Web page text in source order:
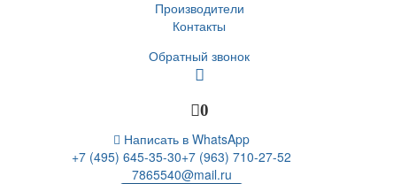
Производители
Контакты
Обратный звонок
0
Написать в WhatsApp
+7 (495) 645-35-30+7 (963) 710-27-52
7865540@mail.ru